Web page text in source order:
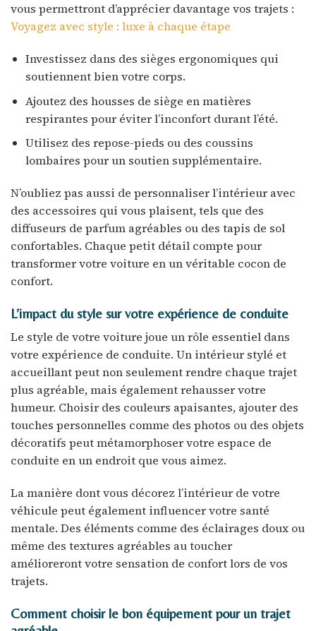
vous permettront d’apprécier davantage vos trajets :
Voyagez avec style : luxe à chaque étape
Investissez dans des sièges ergonomiques qui
soutiennent bien votre corps.
Ajoutez des housses de siège en matières
respirantes pour éviter l’inconfort durant l’été.
Utilisez des repose-pieds ou des coussins
lombaires pour un soutien supplémentaire.
N’oubliez pas aussi de personnaliser l’intérieur avec
des accessoires qui vous plaisent, tels que des
diffuseurs de parfum agréables ou des tapis de sol
confortables. Chaque petit détail compte pour
transformer votre voiture en un véritable cocon de
confort.
L’impact du style sur votre expérience de conduite
Le style de votre voiture joue un rôle essentiel dans
votre expérience de conduite. Un intérieur stylé et
accueillant peut non seulement rendre chaque trajet
plus agréable, mais également rehausser votre
humeur. Choisir des couleurs apaisantes, ajouter des
touches personnelles comme des photos ou des objets
décoratifs peut métamorphoser votre espace de
conduite en un endroit que vous aimez.
La manière dont vous décorez l’intérieur de votre
véhicule peut également influencer votre santé
mentale. Des éléments comme des éclairages doux ou
même des textures agréables au toucher
amélioreront votre sensation de confort lors de vos
trajets.
Comment choisir le bon équipement pour un trajet